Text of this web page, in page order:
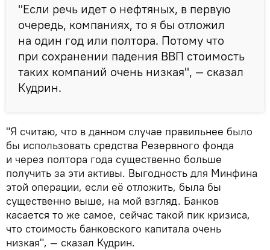
"Если речь идет о нефтяных, в первую
очередь, компаниях, то я бы отложил
на один год или полтора. Потому что
при сохранении падения ВВП стоимость
таких компаний очень низкая", — сказал
Кудрин.
"Я считаю, что в данном случае правильнее было
бы использовать средства Резервного фонда
и через полтора года существенно больше
получить за эти активы. Выгодность для Минфина
этой операции, если её отложить, была бы
существенно выше, на мой взгляд. Банков
касается то же самое, сейчас такой пик кризиса,
что стоимость банковского капитала очень
низкая", — сказал Кудрин.